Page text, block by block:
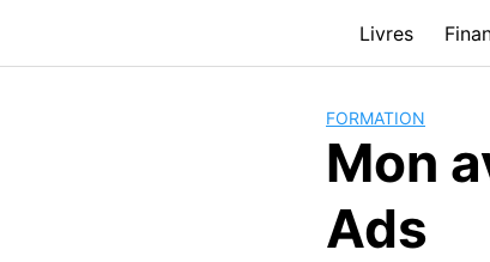
contenu
Livres
FORMATION
Mon
Ads